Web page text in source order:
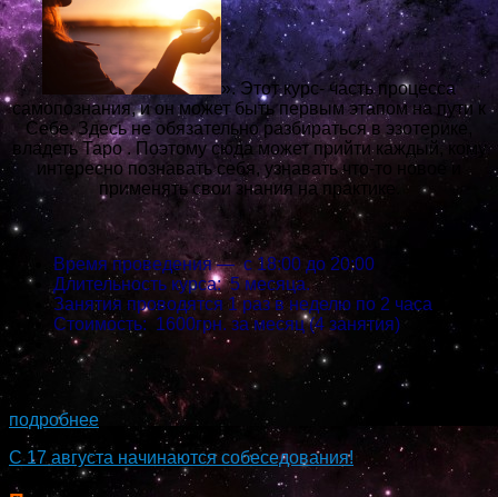
». Этот курс- часть процесса
самопознания, и он может быть первым этапом на пути к
Себе. Здесь не обязательно разбираться в эзотерике,
владеть Таро . Поэтому сюда может прийти каждый, кому
интересно познавать себя, узнавать что-то новое и
применять свои знания на практике.
Время проведения — с 18:00 до 20:00
Длительность курса: 5 месяца.
Занятия проводятся 1 раз в неделю по 2 часа
Стоимость: 1600грн. за месяц (4 занятия)
подробнее
С 17 августа начинаются собеседования!